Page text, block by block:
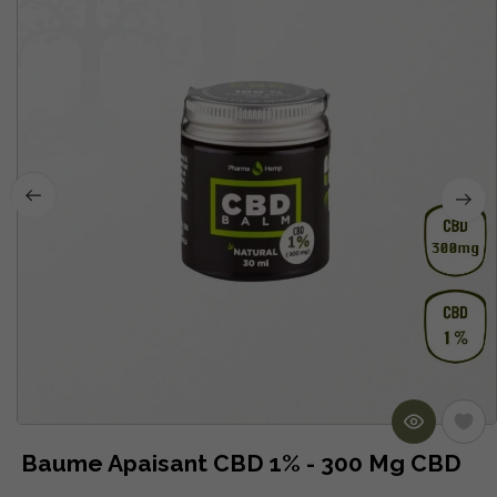
Baume Apaisant CBD 1% - 300 Mg CBD